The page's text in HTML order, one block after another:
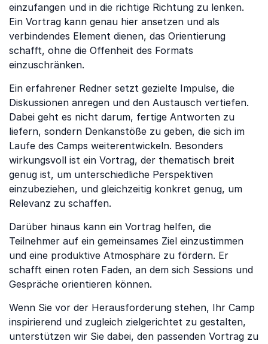
einzufangen und in die richtige Richtung zu lenken.
Ein Vortrag kann genau hier ansetzen und als
verbindendes Element dienen, das Orientierung
schafft, ohne die Offenheit des Formats
einzuschränken.
Ein erfahrener Redner setzt gezielte Impulse, die
Diskussionen anregen und den Austausch vertiefen.
Dabei geht es nicht darum, fertige Antworten zu
liefern, sondern Denkanstöße zu geben, die sich im
Laufe des Camps weiterentwickeln. Besonders
wirkungsvoll ist ein Vortrag, der thematisch breit
genug ist, um unterschiedliche Perspektiven
einzubeziehen, und gleichzeitig konkret genug, um
Relevanz zu schaffen.
Darüber hinaus kann ein Vortrag helfen, die
Teilnehmer auf ein gemeinsames Ziel einzustimmen
und eine produktive Atmosphäre zu fördern. Er
schafft einen roten Faden, an dem sich Sessions und
Gespräche orientieren können.
Wenn Sie vor der Herausforderung stehen, Ihr Camp
inspirierend und zugleich zielgerichtet zu gestalten,
unterstützen wir Sie dabei, den passenden Vortrag zu